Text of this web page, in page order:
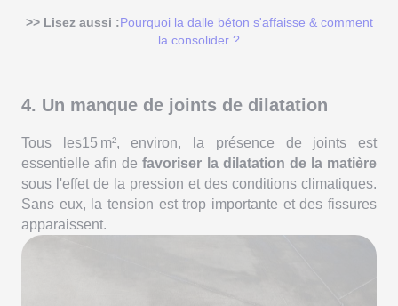
>> Lisez aussi :Pourquoi la dalle béton s'affaisse & comment
la consolider ?
4. Un manque de joints de dilatation
Tous les15 m², environ, la présence de joints est
essentielle afin defavoriser la dilatation de la matière
sous l'effet de la pression et des conditions climatiques.
Sans eux, la tension est trop importante et des fissures
apparaissent.